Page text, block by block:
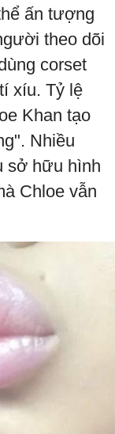
ấn tượng
theo dõi
corset
xíu. Tỷ lệ
Khan tạo
Nhiều
sở hữu hình
Chloe vẫn